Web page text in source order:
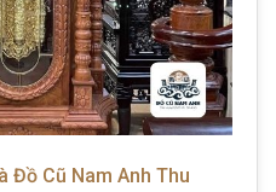
Đồ Cũ Nam Anh Thu